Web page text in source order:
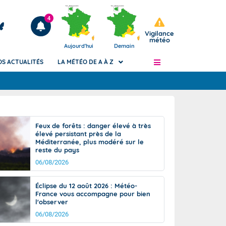
Articles
4
Aujourd'hui Demain
Vigilance
météo
de
Phénomènes dangereux de J+2 à J+7
Avertissement pluies intenses à l'échelle
des communes (Apic)
Bulletins Marine
d'avalanche
Météo des forêts
Vigicrues
ACTUALITÉS LA MÉTÉO DE A À Z
Feux de forêts : danger élevé à très
élevé persistant près de la
Méditerranée, plus modéré sur le
reste du pays
06/08/2026
Éclipse du 12 août 2026 : Météo-
France vous accompagne pour bien
l'observer
06/08/2026